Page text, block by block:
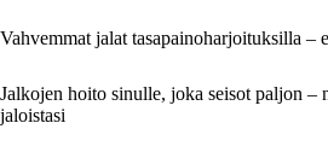
Vahvemmat jalat tasapainoharjoituksilla –
Jalkojen hoito sinulle, joka seisot paljon –
jaloistasi